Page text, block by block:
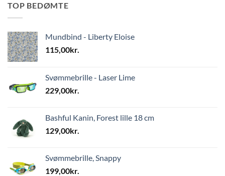
TOP BEDØMTE
Mundbind - Liberty Eloise
115,00kr.
Svømmebrille - Laser Lime
229,00kr.
Bashful Kanin, Forest lille 18 cm
129,00kr.
Svømmebrille, Snappy
199,00kr.